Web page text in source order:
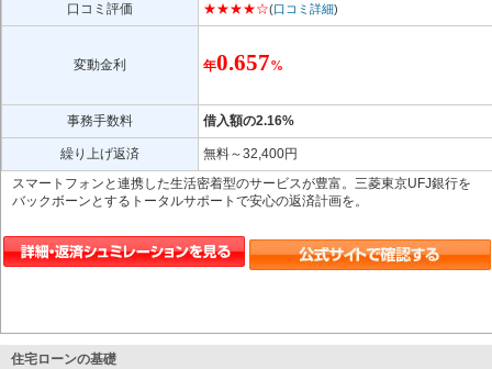
口コミ評価 ★★★★☆(口コミ詳細)
変動金利 年0.657%
事務手数料 借入額の2.16%
繰り上げ返済
無料～32,400円
スマートフォンと連携した生活密着型のサービスが豊富。三菱東京UFJ銀行を
バックボーンとするトータルサポートで安心の返済計画を。
住宅ローンの基礎